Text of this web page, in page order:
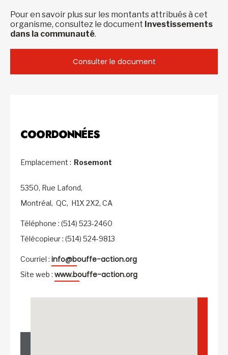
Pour en savoir plus sur les montants attribués à cet
organisme, consultez le document Investissements
dans la communauté.
Consulter le document
COORDONNÉES
Emplacement : Rosemont
5350, Rue Lafond,
Montréal, QC, H1X 2X2, CA
Téléphone : (514) 523-2460
Télécopieur : (514) 524-9813
Courriel : info@bouffe-action.org
Site web : www.bouffe-action.org